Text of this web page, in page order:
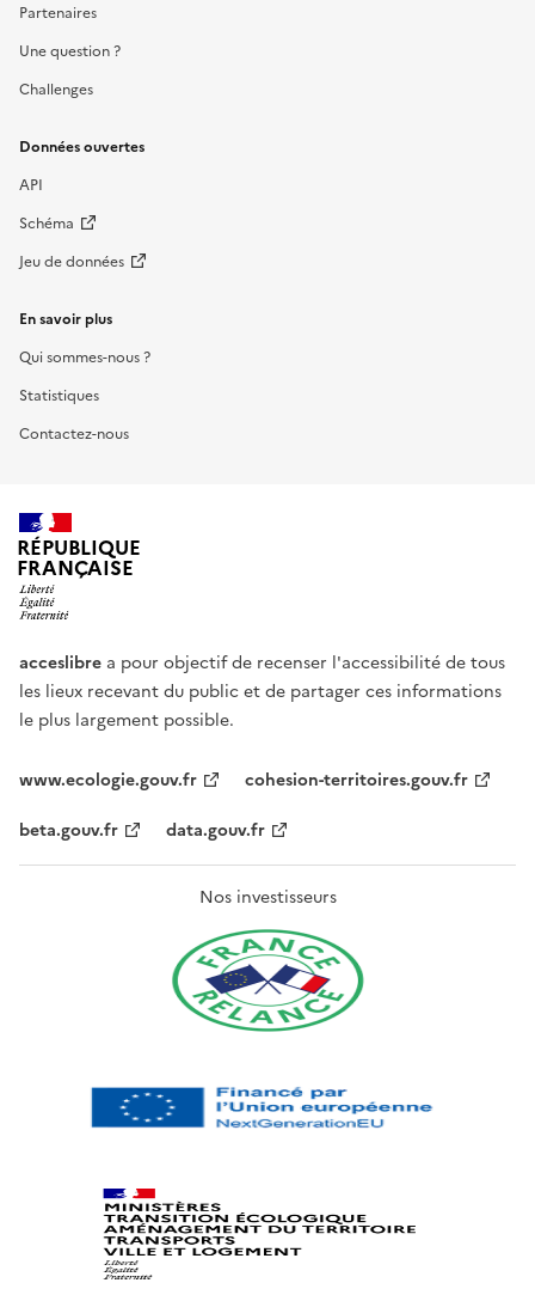
Partenaires
Une question ?
Challenges
Données ouvertes
API
Schéma
Jeu de données
En savoir plus
Qui sommes-nous ?
Statistiques
Contactez-nous
RÉPUBLIQUE
FRANÇAISE
acceslibre a pour objectif de recenser l'accessibilité de tous
les lieux recevant du public et de partager ces informations
le plus largement possible.
www.ecologie.gouv.fr
cohesion-territoires.gouv.fr
beta.gouv.fr
data.gouv.fr
Nos investisseurs